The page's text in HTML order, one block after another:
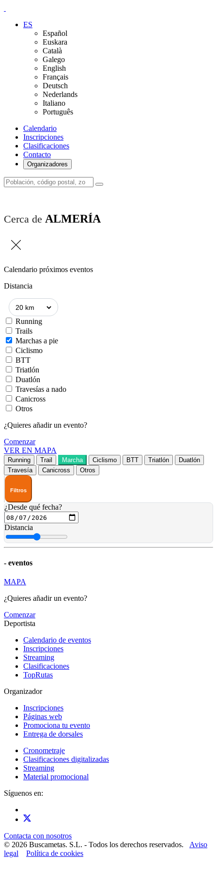
ES
Español
Euskara
Català
Galego
English
Français
Deutsch
Nederlands
Italiano
Português
Calendario
Inscripciones
Clasificaciones
Contacto
Organizadores
Cerca de ALMERÍA
Calendario próximos eventos
Distancia
Running
Trails
Marchas a pie
Ciclismo
BTT
Triatlón
Duatlón
Travesías a nado
Canicross
Otros
¿Quieres añadir un evento?
Comenzar
VER EN MAPA
Running Trail Marcha Ciclismo BTT Triatlón
Duatlón
Travesía
Canicross Otros
Filtros
¿Desde qué fecha?
Distancia
- eventos
MAPA
¿Quieres añadir un evento?
Comenzar
Deportista
Calendario de eventos
Inscripciones
Streaming
Clasificaciones
TopRutas
Organizador
Inscripciones
Páginas web
Promociona tu evento
Entrega de dorsales
Cronometraje
Clasificaciones digitalizadas
Streaming
Material promocional
Síguenos en:
Contacta con nosotros
© 2026 Buscametas. S.L. - Todos los derechos reservados. Aviso
legal
Política de cookies